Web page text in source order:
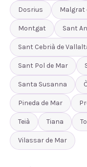
Dosrius Malgrat
Montgat Sant
Sant Cebrià de
Sant Pol de Mar
Santa Susanna
Pineda de Mar
Teià Tiana
Vilassar de Mar